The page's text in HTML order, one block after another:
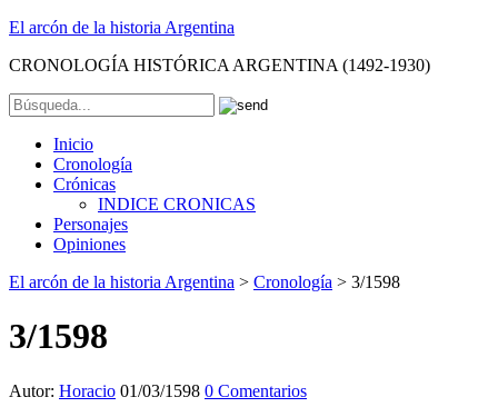
El arcón de la historia Argentina
CRONOLOGÍA HISTÓRICA ARGENTINA (1492-1930)
Inicio
Cronología
Crónicas
INDICE CRONICAS
Personajes
Opiniones
El arcón de la historia Argentina > Cronología > 3/1598
3/1598
Autor: Horacio 01/03/1598 0 Comentarios